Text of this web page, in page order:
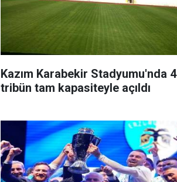
Kazım Karabekir Stadyumu'nda 4
tribün tam kapasiteyle açıldı